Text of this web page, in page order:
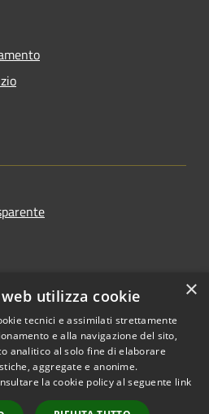
Copyright © 2026 • Comune di
Cologne • Powered by
×
utilizza cookie
tecnici e assimilati strettamente
e alla navigazione del sito,
analitico al solo fine di elaborare
aggregate e anonime.
la cookie policy al seguente link